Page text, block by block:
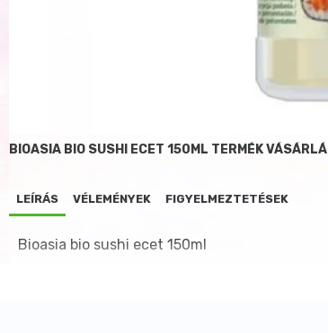
BIOASIA BIO SUSHI ECET 150ML TERMÉK
LEÍRÁS VÉLEMÉNYEK FIGYELMEZTETÉSEK
Bioasia bio sushi ecet 150ml